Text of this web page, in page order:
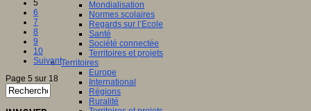
Mondialisation
Normes scolaires
Regards sur l’Ecole
Santé
Société connectée
Territoires et projets
Territoires
Europe
International
Régions
Ruralité
5
6
7
8
9
10
Suivant
Page 5 sur 18